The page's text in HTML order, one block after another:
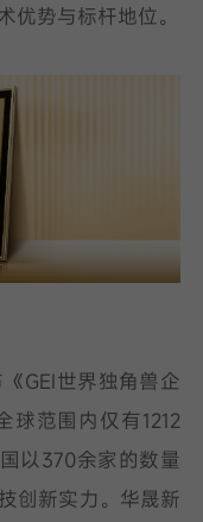
优势与标杆地位。
GEI世界独角兽企
球范围内仅有1212
以370余家的数量
创新实力。华晟新